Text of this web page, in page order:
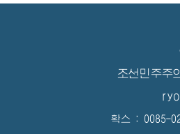
조선민주주
확스 : 0085-